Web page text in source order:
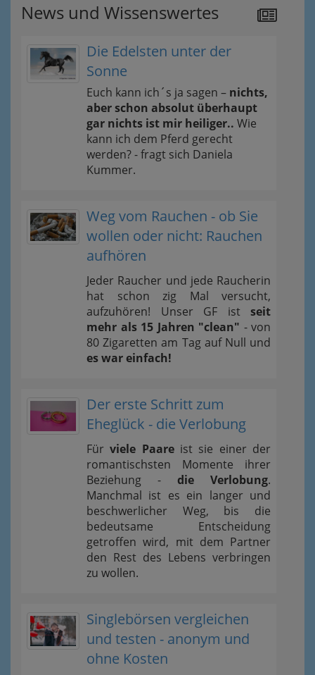
News und Wissenswertes
Die Edelsten unter der
Sonne
Euch kann ich´s ja sagen – nichts,
aber schon absolut überhaupt
gar nichts ist mir heiliger.. Wie
kann ich dem Pferd gerecht
werden? - fragt sich Daniela
Kummer.
Weg vom Rauchen - ob Sie
wollen oder nicht: Rauchen
aufhören
Jeder Raucher und jede Raucherin
hat schon zig Mal versucht,
aufzuhören! Unser GF ist seit
mehr als 15 Jahren "clean" - von
80 Zigaretten am Tag auf Null und
es war einfach!
Der erste Schritt zum
Eheglück - die Verlobung
Fürviele Paareist sie einer der
romantischsten Momente ihrer
Beziehung - die Verlobung.
Manchmal ist es ein langer und
beschwerlicher Weg, bis die
bedeutsame Entscheidung
getroffen wird, mit dem Partner
den Rest des Lebens verbringen
zu wollen.
Singlebörsen vergleichen
und testen - anonym und
ohne Kosten